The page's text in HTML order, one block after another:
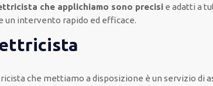
che applichiamo sono precisi eadatti a
un intervento rapido ed efficace.
che mettiamo a disposizione è un servizio di